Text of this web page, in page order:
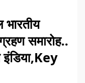
समारोह..
इंडिया,Key